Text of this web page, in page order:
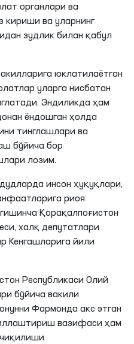
органлари ва
кириши ва уларнинг
зудлик билан қабул
юклатилаётган
уларга нисбатан
Эндиликда ҳам
ёндошган ҳолда
тинглашлари ва
бўйича бор
лозим.
инсон ҳуқуқлари,
риоя
Қорақалпоғистон
халқ депутатлари
Кенгашларига йили
Республикаси Олий
бўйича вакили
Фармонда акс этган
вазифаси ҳам